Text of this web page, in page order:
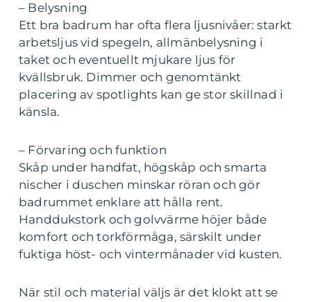
– Belysning
Ett bra badrum har ofta flera ljusnivåer: starkt
arbetsljus vid spegeln, allmänbelysning i
taket och eventuellt mjukare ljus för
kvällsbruk. Dimmer och genomtänkt
placering av spotlights kan ge stor skillnad i
känsla.
– Förvaring och funktion
Skåp under handfat, högskåp och smarta
nischer i duschen minskar röran och gör
badrummet enklare att hålla rent.
Handdukstork och golvvärme höjer både
komfort och torkförmåga, särskilt under
fuktiga höst- och vintermånader vid kusten.
När stil och material väljs är det klokt att se